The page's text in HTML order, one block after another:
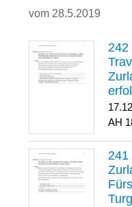
vom 28.5.2019